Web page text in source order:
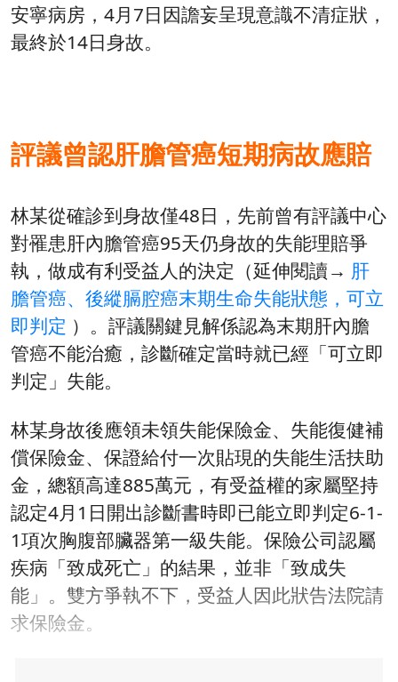
安寧病房，4月7日因譫妄呈現意識不清症狀，
最終於14日身故。
評議曾認肝膽管癌短期病故應賠
林某從確診到身故僅48日，先前曾有評議中心
對罹患肝內膽管癌95天仍身故的失能理賠爭
執，做成有利受益人的決定（延伸閱讀→ 肝
膽管癌、後縱膈腔癌末期生命失能狀態，可立
即判定 ）。評議關鍵見解係認為末期肝內膽
管癌不能治癒，診斷確定當時就已經「可立即
判定」失能。
林某身故後應領未領失能保險金、失能復健補
償保險金、保證給付一次貼現的失能生活扶助
金，總額高達885萬元，有受益權的家屬堅持
認定4月1日開出診斷書時即已能立即判定6-1-
1項次胸腹部臟器第一級失能。保險公司認屬
疾病「致成死亡」的結果，並非「致成失
能」。雙方爭執不下，受益人因此狀告法院請
求保險金。